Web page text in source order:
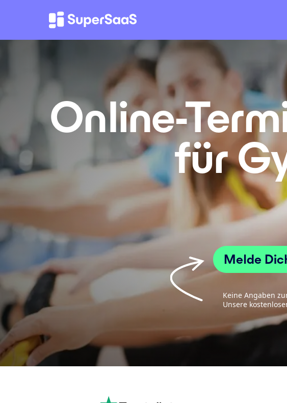
Online-
für
Melde
Keine Angaben
Unsere